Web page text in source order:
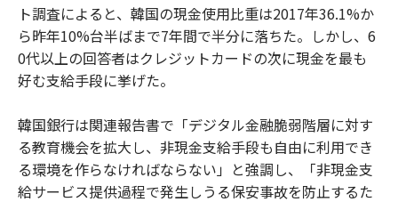
ト調査によると、韓国の現金使用比重は2017年36.1%か
ら昨年10%台半ばまで7年間で半分に落ちた。しかし、6
0代以上の回答者はクレジットカードの次に現金を最も
好む支給手段に挙げた。
韓国銀行は関連報告書で「デジタル金融脆弱階層に対す
る教育機会を拡大し、非現金支給手段も自由に利用でき
る環境を作らなければならない」と強調し、「非現金支
給サービス提供過程で発生しうる保安事故を防止するた